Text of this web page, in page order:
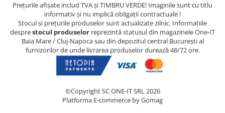
Prețurile afișate includ TVA și TIMBRU VERDE! Imaginile sunt cu titlu
informativ și nu implică obligații contractuale !
Stocul și prețurile produselor sunt actualizate zilnic. Informațiile
desprestocul produselor reprezintă statusul din magazinele One-IT
Baia Mare / Cluj-Napoca sau din depozitul central București al
furnizorilor de unde livrarea produselor durează 48/72 ore.
©Copyright SC ONE-IT SRL 2026
Platforma E-commerce by Gomag